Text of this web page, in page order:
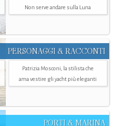
Non serve andare sulla Luna
PERSONAGGI & RACCONTI
Patrizia Mosconi, la stilista che
ama vestire gli yacht più eleganti
PORTI & MARINA